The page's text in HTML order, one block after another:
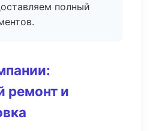
полный
ремонт и